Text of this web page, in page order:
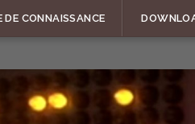
DE CONNAISSANCE